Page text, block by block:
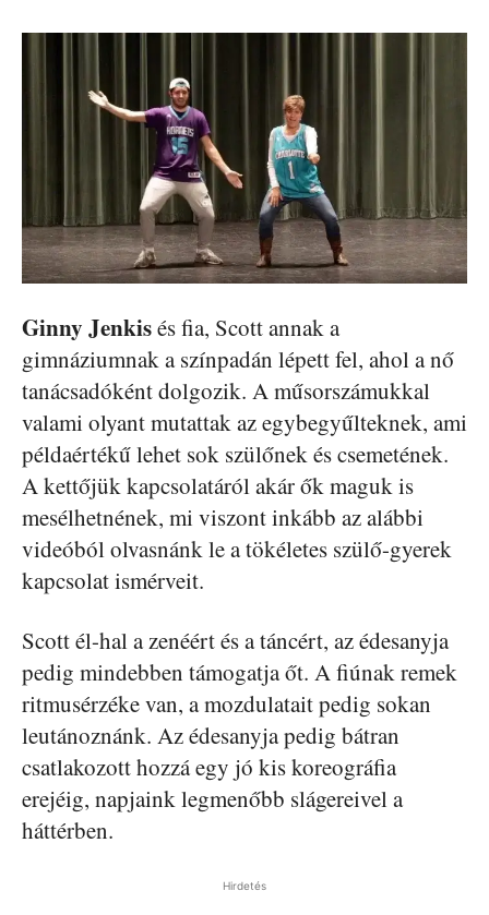
Ginny Jenkisés fia, Scott annak a
gimnáziumnak a színpadán lépett fel, ahol a nő
tanácsadóként dolgozik. A műsorszámukkal
valami olyant mutattak az egybegyűlteknek, ami
példaértékű lehet sok szülőnek és csemetének.
A kettőjük kapcsolatáról akár ők maguk is
mesélhetnének, mi viszont inkább az alábbi
videóból olvasnánk le a tökéletes szülő-gyerek
kapcsolat ismérveit.
Scott él-hal a zenéért és a táncért, az édesanyja
pedig mindebben támogatja őt. A fiúnak remek
ritmusérzéke van, a mozdulatait pedig sokan
leutánoznánk. Az édesanyja pedig bátran
csatlakozott hozzá egy jó kis koreográfia
erejéig, napjaink legmenőbb slágereivel a
háttérben.
Hirdetés